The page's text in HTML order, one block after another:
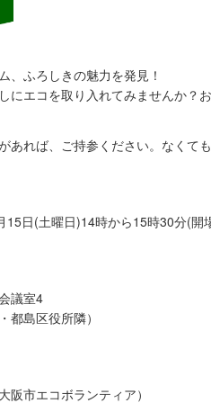
、ふろしきの魅力を発見！
にエコを取り入れてみませんか？
あれば、ご持参ください。なくても
15日(土曜日)14時から15時30分(
議室4
都島区役所隣）
阪市エコボランティア）